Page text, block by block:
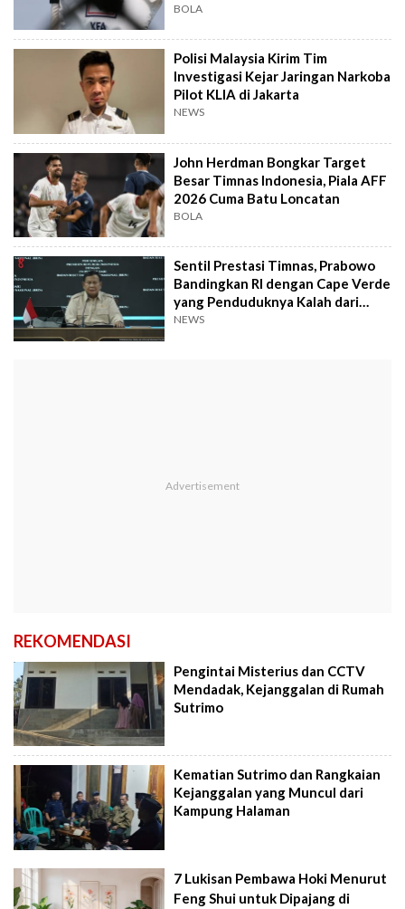
BOLA
Polisi Malaysia Kirim Tim
Investigasi Kejar Jaringan Narkoba
Pilot KLIA di Jakarta
NEWS
John Herdman Bongkar Target
Besar Timnas Indonesia, Piala AFF
2026 Cuma Batu Loncatan
BOLA
Sentil Prestasi Timnas, Prabowo
Bandingkan RI dengan Cape Verde
yang Penduduknya Kalah dari
Sumedang
NEWS
REKOMENDASI
Pengintai Misterius dan CCTV
Mendadak, Kejanggalan di Rumah
Sutrimo
Kematian Sutrimo dan Rangkaian
Kejanggalan yang Muncul dari
Kampung Halaman
7 Lukisan Pembawa Hoki Menurut
Feng Shui untuk Dipajang di